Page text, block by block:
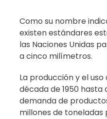
Como su nombre
existen estándares
las Naciones Unidas
a cinco milímetros.
La producción y el
década de 1950 hasta
demanda de
millones de toneladas